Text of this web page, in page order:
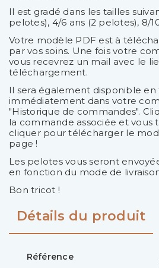
Il est gradé dans les tailles
pelotes), 4/6 ans (2 pelotes), 8/
Votre modèle PDF est à
par vos soins. Une fois votre
vous recevrez un mail avec le
téléchargement.
Il sera également disponible
immédiatement dans votre
"Historique de commandes".
la commande associée et vous
cliquer pour télécharger le
page !
Les pelotes vous seront
en fonction du mode de
Bon tricot !
Détails du produit
Référence